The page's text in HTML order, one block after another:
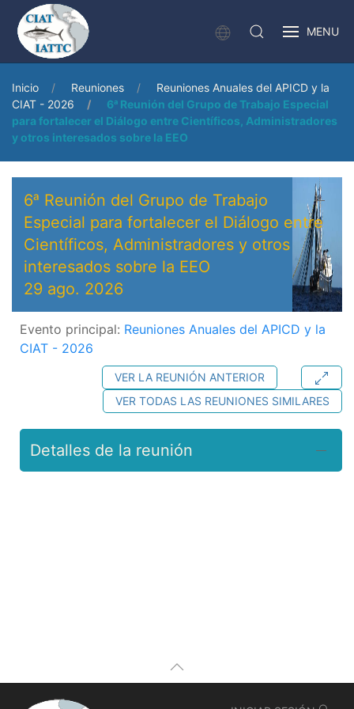
MENU
Inicio Reuniones
Reuniones Anuales del APICD y la
CIAT - 2026
6ᵃ Reunión del Grupo de Trabajo Especial
para fortalecer el Diálogo entre Científicos, Administradores
y otros interesados sobre la EEO
6ᵃ Reunión del Grupo de Trabajo
Especial para fortalecer el Diálogo entre
Científicos, Administradores y otros
interesados sobre la EEO
29 ago. 2026
Evento principal: Reuniones Anuales del APICD y la
CIAT - 2026
VER LA REUNIÓN ANTERIOR
VER TODAS LAS REUNIONES SIMILARES
Detalles de la reunión